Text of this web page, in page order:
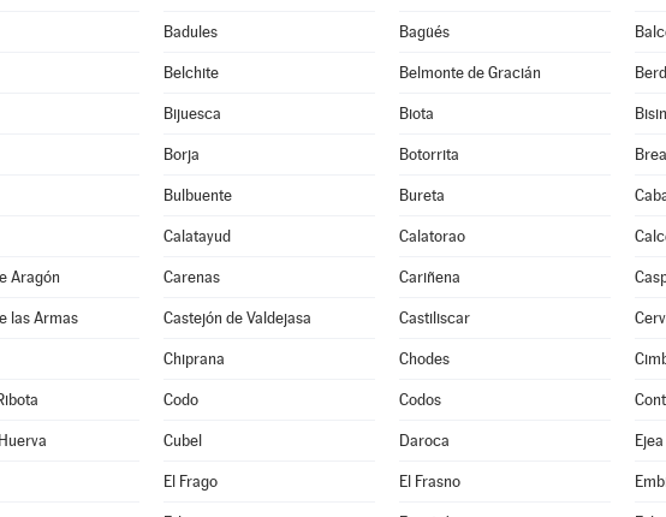
Badules Bagüés
Belchite Belmonte de Gracián
Bijuesca Biota
Borja Botorrita
Bulbuente Bureta
Calatayud Calatorao
Aragón Carenas Cariñena
las Armas Castejón de Valdejasa Castiliscar
Chiprana Chodes
Codo Codos
Cubel Daroca
El Frago El Frasno